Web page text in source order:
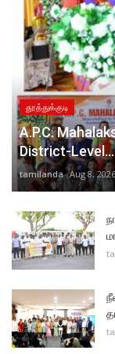
தூத்துக்குடி
A.P.C.
District-Level...
tamilanda Aug 8, 2026